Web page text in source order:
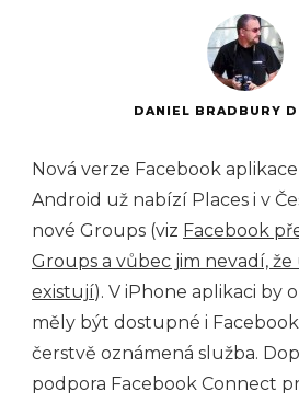
DANIEL BRADBURY
Nová verze Facebook
Android už nabízí Places i v
nové Groups (viz Facebook
Groups a vůbec jim nevadí,
existují). V iPhone aplikaci by
měly být dostupné i
čerstvě oznámená služba.
podpora Facebook Connect